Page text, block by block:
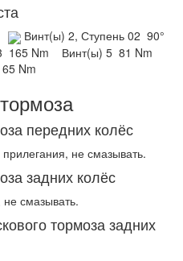
Винт(ы) 2, Ступень 02 90°
165 Nm Винт(ы) 5 81 Nm
65 Nm
передних колёс
не смазывать.
задних колёс
смазывать.
тормоза задних